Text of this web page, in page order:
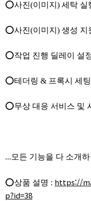
⭕사진(이미지) 세탁 실
⭕사진(이미지) 생성 지
⭕작업 진행 딜레이 설
⭕테더링 & 프록시 세
⭕무상 대응 서비스 및
...모든 기능을 다 소개
⭕상품 설명 : https://
p?id=38